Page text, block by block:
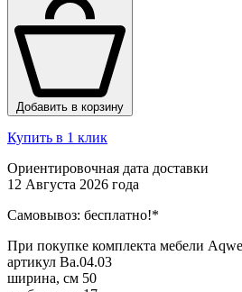
Добавить в корзину
Купить в 1 клик
Ориентировочная дата доставки
12 Августа 2026 года
Самовывоз: бесплатно!*
При покупке комплекта мебели
артикул Ba.04.03
ширина, см 50